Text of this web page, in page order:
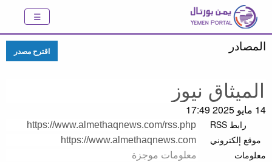
المصادر اقترح مصدر
14 مايو 2025 17:49
رابط RSS
موقع إلكتروني
معلومات